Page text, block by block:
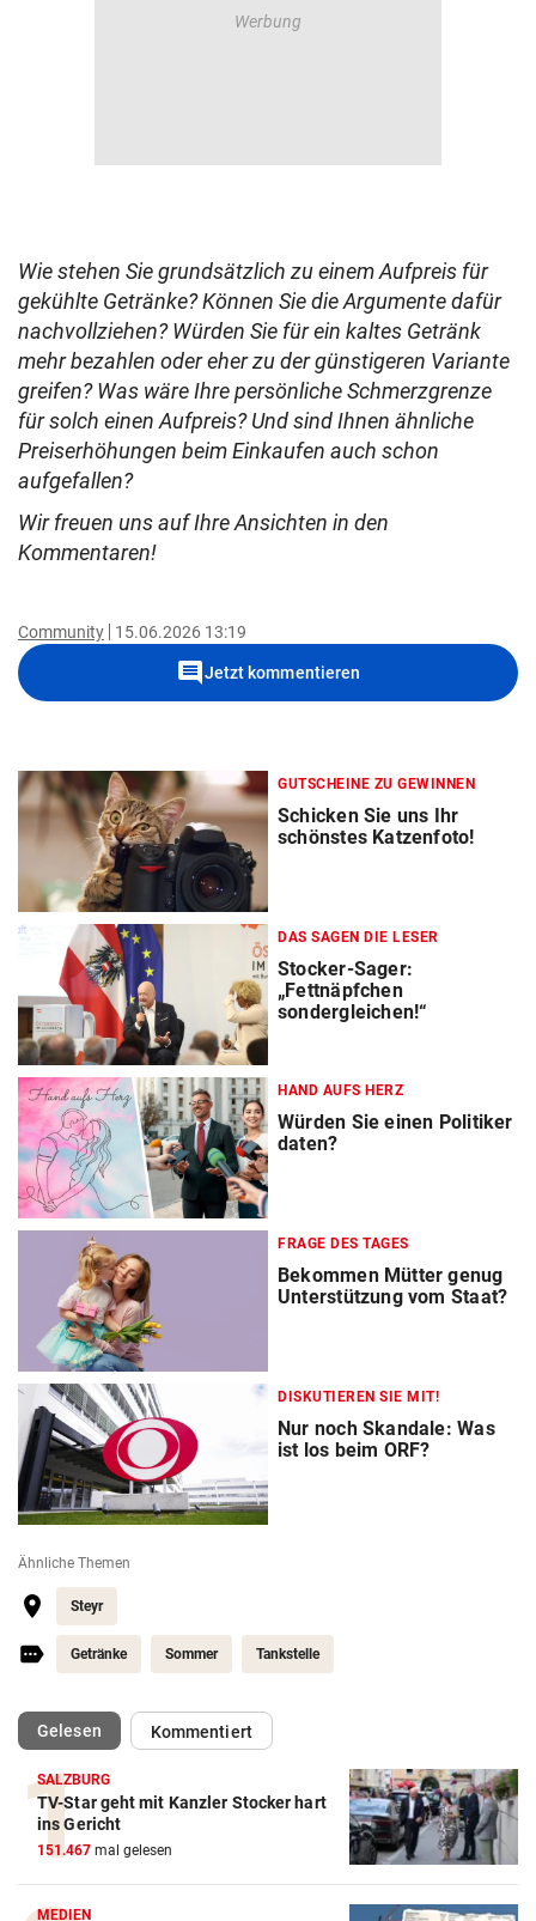
Wie stehen Sie grundsätzlich zu einem Aufpreis für
gekühlte Getränke? Können Sie die Argumente dafür
nachvollziehen? Würden Sie für ein kaltes Getränk
mehr bezahlen oder eher zu der günstigeren Variante
greifen? Was wäre Ihre persönliche Schmerzgrenze
für solch einen Aufpreis? Und sind Ihnen ähnliche
Preiserhöhungen beim Einkaufen auch schon
aufgefallen?
Wir freuen uns auf Ihre Ansichten in den
Kommentaren!
Community 15.06.2026 13:19
commentJetzt kommentieren
GUTSCHEINE ZU GEWINNEN
Schicken Sie uns Ihr
schönstes Katzenfoto!
DAS SAGEN DIE LESER
Stocker-Sager:
„Fettnäpfchen
sondergleichen!“
HAND AUFS HERZ
Würden Sie einen Politiker
daten?
FRAGE DES TAGES
Bekommen Mütter genug
Unterstützung vom Staat?
DISKUTIEREN SIE MIT!
Nur noch Skandale: Was
ist los beim ORF?
Ähnliche Themen
Steyr
Getränke Sommer Tankstelle
Gelesen(ausgewählt)Kommentiert
SALZBURG
TV-Star geht mit Kanzler Stocker hart
ins Gericht
151.467 mal gelesen
MEDIEN